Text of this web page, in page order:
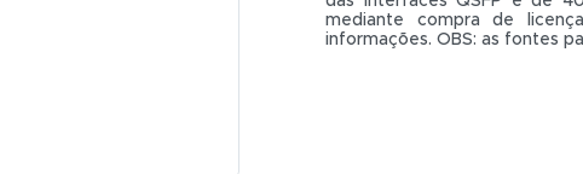
R$ 0,01
mediante compra de
informações. OBS: as fontes